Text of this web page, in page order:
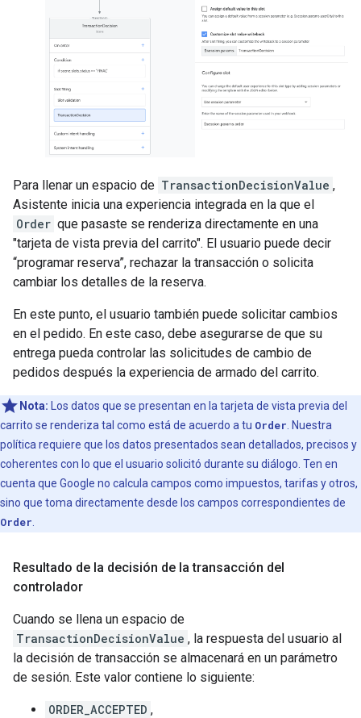
Para llenar un espacio de TransactionDecisionValue ,
Asistente inicia una experiencia integrada en la que el
Order que pasaste se renderiza directamente en una
"tarjeta de vista previa del carrito". El usuario puede decir
“programar reserva”, rechazar la transacción o solicita
cambiar los detalles de la reserva.
En este punto, el usuario también puede solicitar cambios
en el pedido. En este caso, debe asegurarse de que su
entrega pueda controlar las solicitudes de cambio de
pedidos después la experiencia de armado del carrito.
Nota: Los datos que se presentan en la tarjeta de vista previa del
carrito se renderiza tal como está de acuerdo a tu Order . Nuestra
política requiere que los datos presentados sean detallados, precisos y
coherentes con lo que el usuario solicitó durante su diálogo. Ten en
cuenta que Google no calcula campos como impuestos, tarifas y otros,
sino que toma directamente desde los campos correspondientes de
Order
Resultado de la decisión de la transacción del
controlador
Cuando se llena un espacio de
TransactionDecisionValue , la respuesta del usuario al
la decisión de transacción se almacenará en un parámetro
de sesión. Este valor contiene lo siguiente:
ORDER_ACCEPTED ,